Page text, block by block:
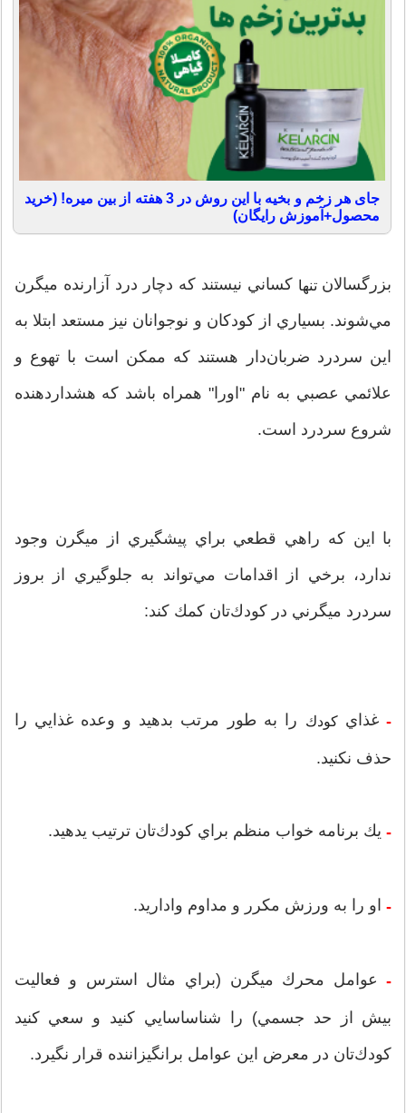
جای هر زخم و بخیه با این روش در 3 هفته از بین میره! (خرید
محصول+آموزش رایگان)
بزرگسالان تنها كساني نيستند كه دچار درد آزارنده ميگرن
مي‌شوند. بسياري از كودكان و نوجوانان نيز مستعد ابتلا به
اين سردرد ضربان‌دار هستند كه ممكن است با تهوع و
علائمي عصبي به نام "اورا" همراه باشد كه هشداردهنده
شروع سردرد است.
با اين كه راهي قطعي براي پيشگيري از ميگرن وجود
ندارد، برخي از اقدامات مي‌تواند به جلوگيري از بروز
سردرد ميگرني در كودك‌تان كمك كند:
-غذايكودك را به طور مرتب بدهيد و وعده غذايي را
حذف نكنيد.
-يك برنامه خواب منظم براي كودك‌تان ترتيب يدهيد.
-او را به ورزش مكرر و مداوم واداريد.
- عوامل محرك ميگرن (براي مثال استرس و فعاليت
بيش از حد جسمي) را شناساسايي كنيد و سعي كنيد
كودك‌تان در معرض اين عوامل برانگيزاننده قرار نگيرد.